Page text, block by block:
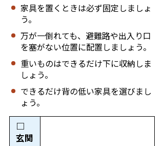
家具を置くときは必ず固定しましょ
う。
万が一倒れても、避難路や出入り口
を塞がない位置に配置しましょう。
重いものはできるだけ下に収納しま
しょう。
できるだけ背の低い家具を選びまし
ょう。
□
玄関